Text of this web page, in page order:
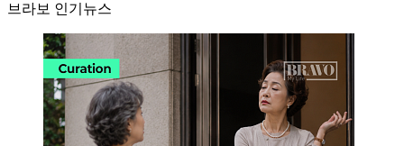
브라보 인기뉴스